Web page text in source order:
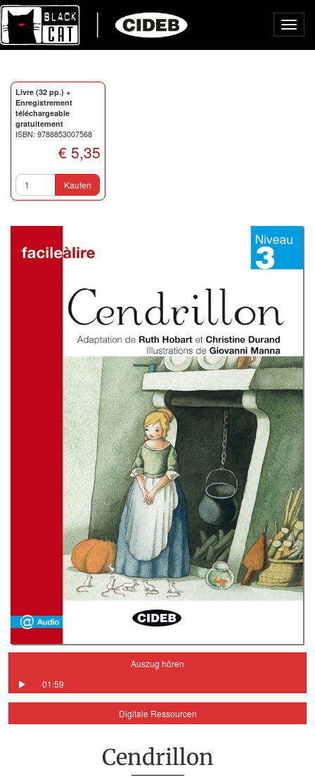
Livre (32 pp.) +
Enregistrement
téléchargeable
gratuitement
ISBN: 9788853007568
€ 5,35
Kaufen
Auszug hören
01:59
Digitale Ressourcen
Cendrillon